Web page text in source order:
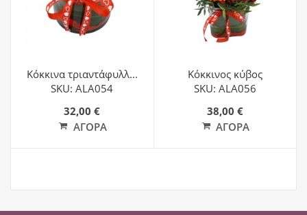
Κόκκινα τριαντάφυλλ...
SKU: ALA054
32,00 €
ΑΓΟΡΆ
Κόκκινος κύβος
SKU: ALA056
38,00 €
ΑΓΟΡΆ